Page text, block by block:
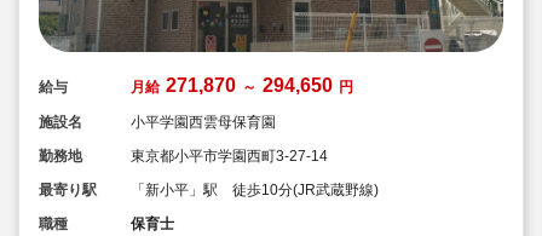
給与 月給 271,870 ～ 294,650 円
施設名
小平学園西雲母保育園
勤務地
東京都小平市学園西町3-27-14
最寄り駅
「新小平」駅 徒歩10分(JR武蔵野線)
職種
保育士